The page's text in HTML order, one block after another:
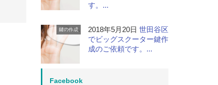
す。...
鍵の作成 2018年5月20日 世田谷区
でビッグスクーター鍵作
成のご依頼です。...
Facebook